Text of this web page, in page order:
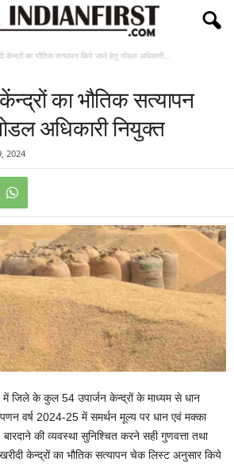
केंन्द्रों का भौतिक सत्यापन किये जाने हेतु नोडल अधिकारी...
का भौतिक सत्यापन
अधिकारी नियुक्त
2024
जिले के कुल 54 उपार्जन केन्द्रों के माध्यम से धान
वर्ष 2024-25 में समर्थन मूल्य पर धान एवं मक्का
बारदाने की व्यवस्था सुनिश्चित करने सही गुणवत्ता तथा
केन्द्रों का भौतिक सत्यापन चेक लिस्ट अनुसार किये